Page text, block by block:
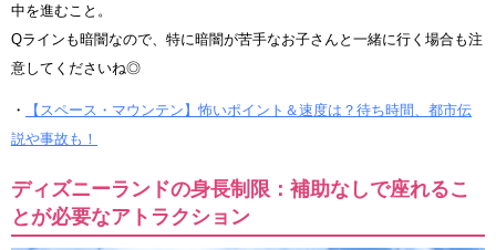
中を進むこと。
Qラインも暗闇なので、特に暗闇が苦手なお子さんと一緒に行く場合も注
意してくださいね◎
・
【スペース・マウンテン】怖いポイント＆速度は？待ち時間、都市伝
説や事故も！
ディズニーランドの身長制限：補助なしで座れるこ
とが必要なアトラクション